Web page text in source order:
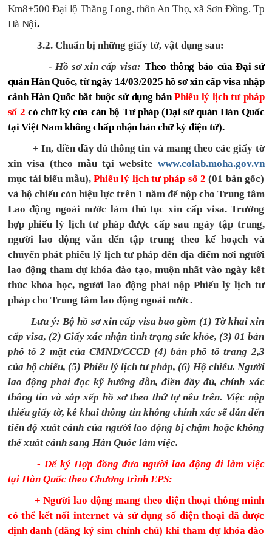
Km8+500 Đại lộ Thăng Long, thôn An Thọ, xã Sơn Đồng, Tp
Hà Nội.
3.2. Chuẩn bị những giấy tờ, vật dụng sau:
- Hồ sơ xin cấp visa: Theo thông báo của Đại sứ
quán Hàn Quốc, từ ngày 14/03/2025 hồ sơ xin cấp visa nhập
cảnh Hàn Quốc bắt buộc sử dụng bảnPhiếu lý lịch tư pháp
số 2 có chữ ký của cán bộ Tư pháp (Đại sứ quán Hàn Quốc
tại Việt Nam không chấp nhận bản chữ ký điện tử).
+ In, điền đầy đủ thông tin và mang theo các giấy tờ
xin visa (theo mẫu tại website www.colab.moha.gov.vn
mục tải biểu mẫu), Phiếu lý lịch tư pháp số 2 (01 bản gốc)
và hộ chiếu còn hiệu lực trên 1 năm để nộp cho Trung tâm
Lao động ngoài nước làm thủ tục xin cấp visa. Trường
hợp phiếu lý lịch tư pháp được cấp sau ngày tập trung,
người lao động vẫn đến tập trung theo kế hoạch và
chuyển phát phiếu lý lịch tư pháp đến địa điểm nơi người
lao động tham dự khóa đào tạo,muộn nhất vào ngày kết
thúc khóa học, người lao động phải nộp Phiếu lý lịch tư
pháp cho Trung tâm lao động ngoài nước.
Lưu ý: Bộ hồ sơ xin cấp visa bao gồm (1) Tờ khai xin
cấp visa, (2) Giấy xác nhận tình trạng sức khỏe, (3) 01 bản
phô tô 2 mặt của CMND/CCCD (4) bản phô tô trang 2,3
của hộ chiếu, (5) Phiếu lý lịch tư pháp, (6) Hộ chiếu. Người
lao động phải đọc kỹ hướng dẫn, điền đầy đủ, chính xác
thông tin và sắp xếp hồ sơ theo thứ tự nêu trên. Việc nộp
thiếu giấy tờ, kê khai thông tin không chính xác sẽ dẫn đến
tiến độ xuất cảnh của người lao động bị chậm hoặc không
thể xuất cảnh sang Hàn Quốc làm việc.
- Để ký Hợp đồng đưa người lao động đi làm việc
tại Hàn Quốc theo Chương trình EPS:
+ Người lao động mang theo điện thoại thông minh
có thể kết nối internet và sử dụng số điện thoại đã được
định danh (đăng ký sim chính chủ) khi tham dự khóa đào